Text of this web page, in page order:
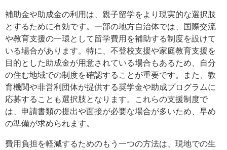
補助金や助成金の利用は、親子留学をより現実的な選択肢
とするために有効です。一部の地方自治体では、国際交流
や教育支援の一環として留学費用を補助する制度を設けて
いる場合があります。特に、不登校支援や家庭教育支援を
目的とした助成金が用意されている場合もあるため、自分
の住む地域での制度を確認することが重要です。また、教
育機関や非営利団体が提供する奨学金や助成プログラムに
応募することも選択肢となります。これらの支援制度で
は、申請書類の提出や面接が必要な場合が多いため、早め
の準備が求められます。
費用負担を軽減するためのもう一つの方法は、現地での生